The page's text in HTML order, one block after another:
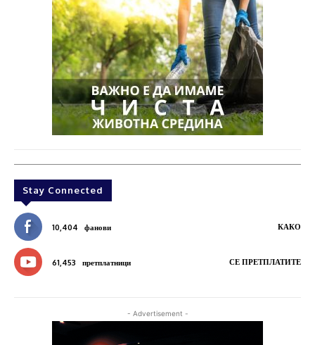
Stay Connected
10,404 фанови КАКО
61,453 претплатници СЕ ПРЕТПЛАТИТЕ
- Advertisement -